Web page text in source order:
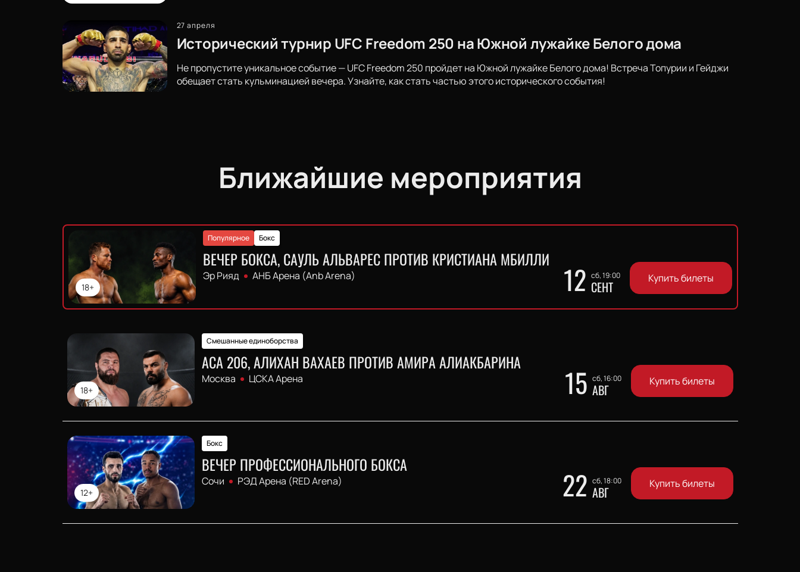
27 апреля
Исторический турнир UFC Freedom 250 на Южной лужайке Белого дома
Не пропустите уникальное событие — UFC Freedom 250 пройдет на Южной лужайке Белого дома! Встреча Топурии и Гейджи
обещает стать кульминацией вечера. Узнайте, как стать частью этого исторического события!
Ближайшие мероприятия
18+
Бокс
Популярное
ВЕЧЕР БОКСА, САУЛЬ АЛЬВАРЕС ПРОТИВ КРИСТИАНА МБИЛЛИ
Эр Рияд АНБ Арена (Anb Arena) 12 сб, 19:00
СЕНТ Купить билеты
18+
Смешанные единоборства
АСА 206, АЛИХАН ВАХАЕВ ПРОТИВ АМИРА АЛИАКБАРИНА
Москва ЦСКА Арена 15 сб, 16:00
АВГ Купить билеты
12+
Бокс
ВЕЧЕР ПРОФЕССИОНАЛЬНОГО БОКСА
Сочи РЭД Арена (RED Arena) 22 сб, 18:00
АВГ Купить билеты